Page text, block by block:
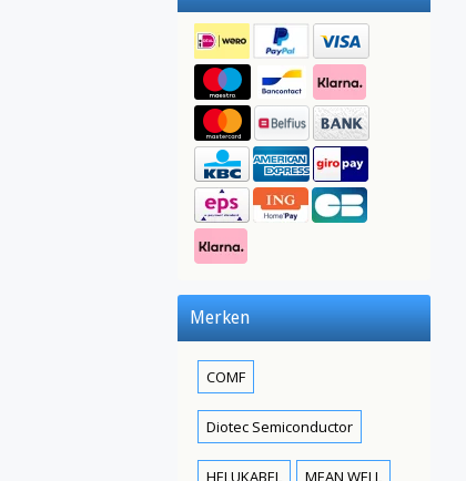
Merken
COMF
Diotec Semiconductor
HELUKABEL MEAN WELL